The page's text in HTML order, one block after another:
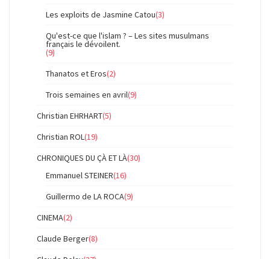
Les exploits de Jasmine Catou(3)
Qu'est-ce que l'islam ? – Les sites musulmans
français le dévoilent.
(9)
Thanatos et Eros(2)
Trois semaines en avril(9)
Christian EHRHART(5)
Christian ROL(19)
CHRONIQUES DU ÇÀ ET LÀ(30)
Emmanuel STEINER(16)
Guillermo de LA ROCA(9)
CINEMA(2)
Claude Berger(8)